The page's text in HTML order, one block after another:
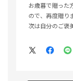
お歳暮で贈った
ので、再度贈り
次は自分のご褒